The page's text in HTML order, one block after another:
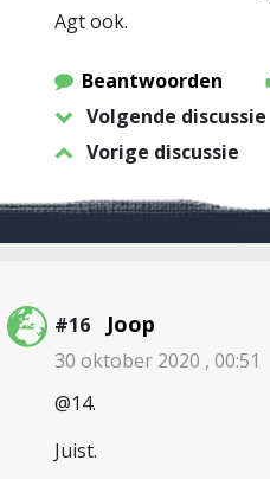
Agt ook.
Beantwoorden
Volgende discussie
Vorige discussie
#16 Joop
30 oktober 2020 , 00:51
@14.
Juist.